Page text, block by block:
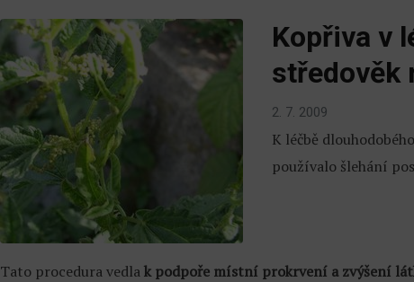
Kopřiva v
středověk
2. 7. 2009
K léčbě
používalo šlehání
Tato procedura vedlak podpoře místní prokrvení a zvýšení